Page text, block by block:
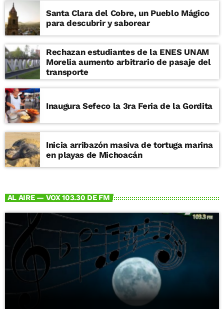
Santa Clara del Cobre, un Pueblo Mágico
para descubrir y saborear
Rechazan estudiantes de la ENES UNAM
Morelia aumento arbitrario de pasaje del
transporte
Inaugura Sefeco la 3ra Feria de la Gordita
Inicia arribazón masiva de tortuga marina
en playas de Michoacán
AL AIRE — VOX 103.30 DE FM